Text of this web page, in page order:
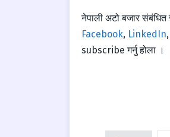
नेपाली अटो बजार संबंधित
Facebook, LinkedIn,
subscribe गर्नु होला ।